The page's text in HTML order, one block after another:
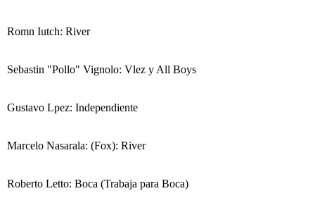
Romn Iutch: River
Sebastin "Pollo" Vignolo: Vlez y All Boys
Gustavo Lpez: Independiente
Marcelo Nasarala: (Fox): River
Roberto Letto: Boca (Trabaja para Boca)